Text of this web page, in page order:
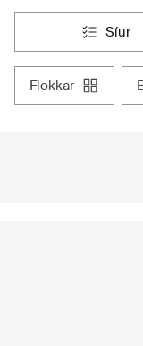
síur
flokkar